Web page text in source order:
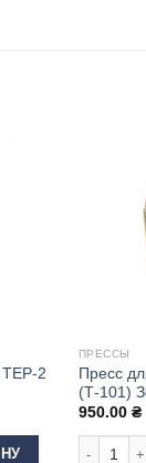
ТЕР-2
для фурнитуры
ПРЕССЫ
Пресс
(Т-101)
950.00 ₴